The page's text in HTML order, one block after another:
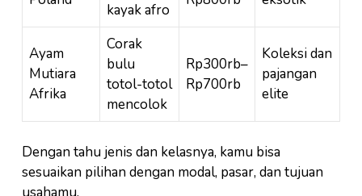
kayak afro
Ayam
Mutiara
Afrika
Corak
bulu
totol-totol
mencolok
Rp300rb–
Rp700rb
Koleksi dan
pajangan
elite
Dengan tahu jenis dan kelasnya, kamu bisa
sesuaikan pilihan dengan modal, pasar, dan tujuan